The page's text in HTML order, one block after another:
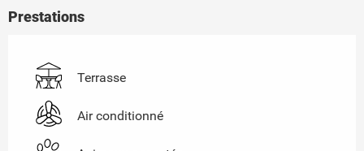
Prestations
Terrasse
Air conditionné